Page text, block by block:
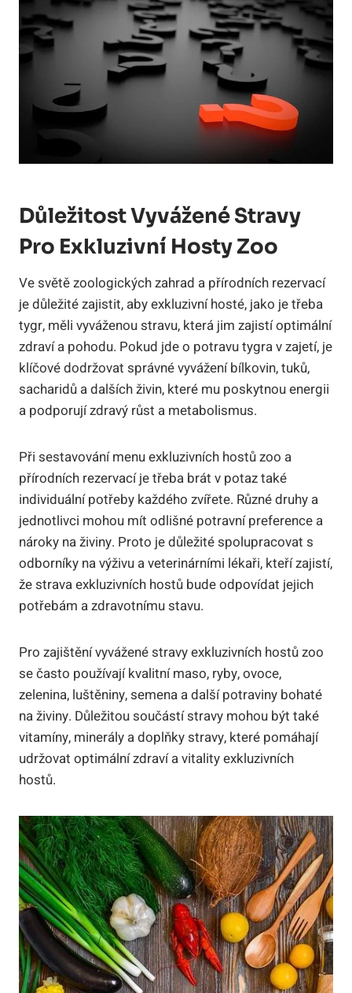
Důležitost Vyvážené Stravy
Pro Exkluzivní Hosty Zoo
Ve světě zoologických zahrad a přírodních rezervací
je důležité zajistit, aby exkluzivní hosté, jako je třeba
tygr, měli vyváženou stravu, která jim zajistí optimální
zdraví a pohodu. Pokud jde o potravu tygra v zajetí, je
klíčové dodržovat správné vyvážení bílkovin, tuků,
sacharidů a dalších živin, které mu poskytnou energii
a podporují zdravý růst a metabolismus.
Při sestavování menu exkluzivních hostů zoo a
přírodních rezervací je třeba brát v potaz také
individuální potřeby každého zvířete. Různé druhy a
jednotlivci mohou mít odlišné potravní preference a
nároky na živiny. Proto je důležité spolupracovat s
odborníky na výživu a veterinárními lékaři, kteří zajistí,
že strava exkluzivních hostů bude odpovídat jejich
potřebám a zdravotnímu stavu.
Pro zajištění vyvážené stravy exkluzivních hostů zoo
se často používají kvalitní maso, ryby, ovoce,
zelenina, luštěniny, semena a další potraviny bohaté
na živiny. Důležitou součástí stravy mohou být také
vitamíny, minerály a doplňky stravy, které pomáhají
udržovat optimální zdraví a vitality exkluzivních
hostů.